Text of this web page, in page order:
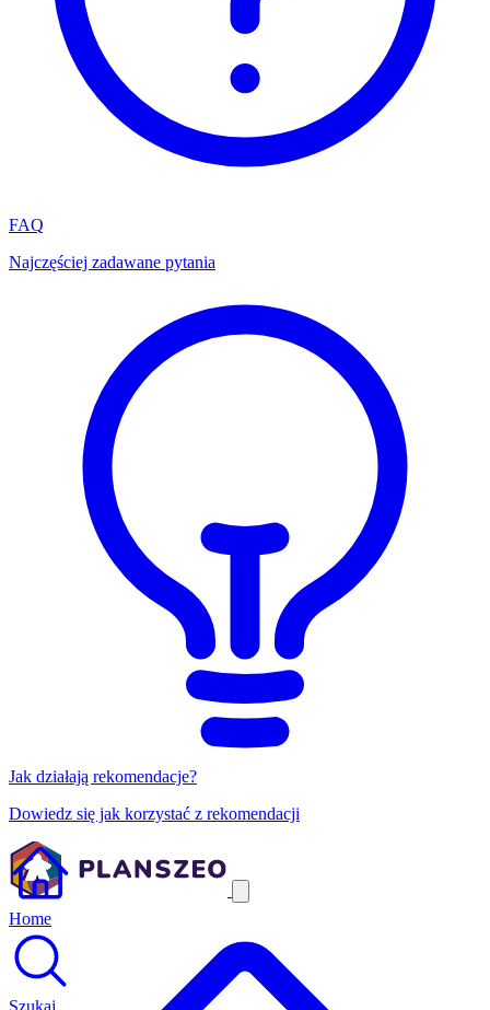
FAQ
Najczęściej zadawane pytania
Jak działają rekomendacje?
Dowiedz się jak korzystać z rekomendacji
Home
Szukaj